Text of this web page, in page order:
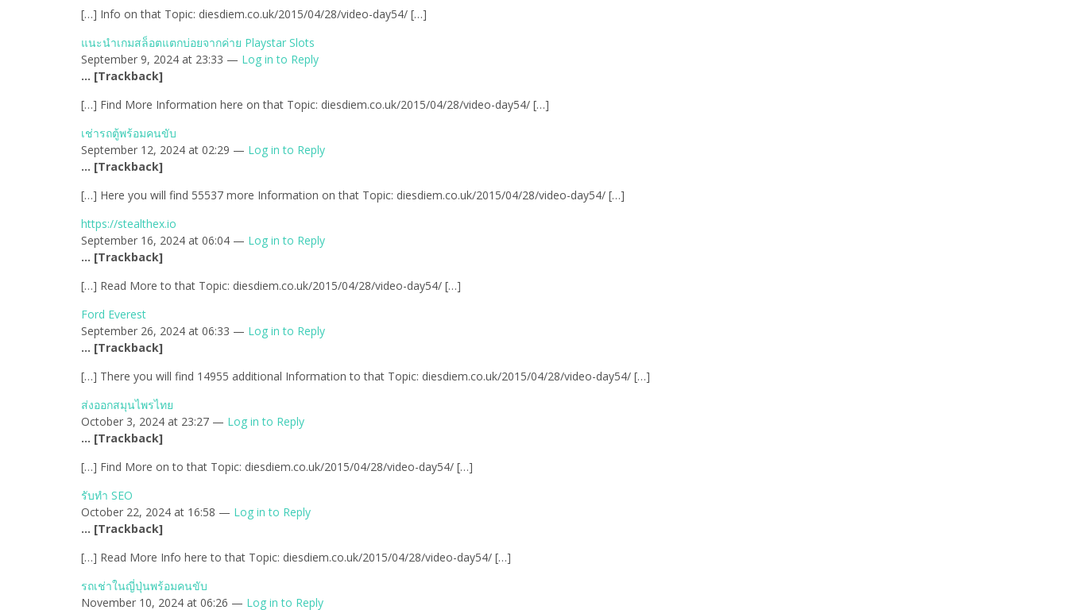
[…] Info on that Topic: diesdiem.co.uk/2015/04/28/video-day54/ […]
แนะนำเกมสล็อตแตกบ่อยจากค่าย Playstar Slots
September 9, 2024 at 23:33 — Log in to Reply
… [Trackback]
[…] Find More Information here on that Topic: diesdiem.co.uk/2015/04/28/video-day54/ […]
เช่ารถตู้พร้อมคนขับ
September 12, 2024 at 02:29 — Log in to Reply
… [Trackback]
[…] Here you will find 55537 more Information on that Topic: diesdiem.co.uk/2015/04/28/video-day54/ […]
https://stealthex.io
September 16, 2024 at 06:04 — Log in to Reply
… [Trackback]
[…] Read More to that Topic: diesdiem.co.uk/2015/04/28/video-day54/ […]
Ford Everest
September 26, 2024 at 06:33 — Log in to Reply
… [Trackback]
[…] There you will find 14955 additional Information to that Topic: diesdiem.co.uk/2015/04/28/video-day54/ […]
ส่งออกสมุนไพรไทย
October 3, 2024 at 23:27 — Log in to Reply
… [Trackback]
[…] Find More on to that Topic: diesdiem.co.uk/2015/04/28/video-day54/ […]
รับทำ SEO
October 22, 2024 at 16:58 — Log in to Reply
… [Trackback]
[…] Read More Info here to that Topic: diesdiem.co.uk/2015/04/28/video-day54/ […]
รถเช่าในญี่ปุ่นพร้อมคนขับ
November 10, 2024 at 06:26 — Log in to Reply